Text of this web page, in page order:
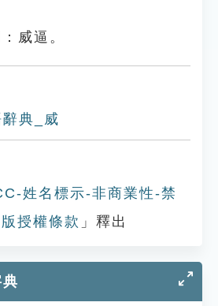
威逼。
典_威
姓名標示-非商業性-禁
授權條款 」釋出